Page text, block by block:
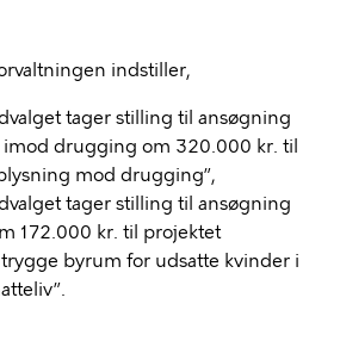
indstiller,
tager stilling til ansøgning
imod drugging om 320.000 kr. til
mod drugging”,
tager stilling til ansøgning
172.000 kr. til projektet
trygge byrum for udsatte kvinder i